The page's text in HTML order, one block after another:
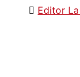
Editor